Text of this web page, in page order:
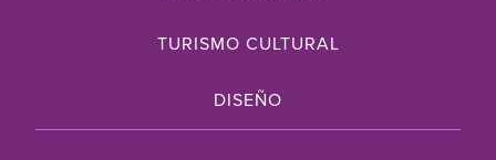
TURISMO CULTURAL
DISEÑO